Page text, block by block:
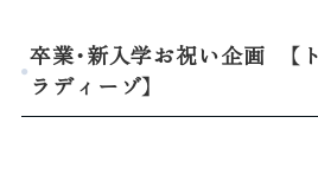
卒業・新入学お祝い企画 【
ラディーゾ】